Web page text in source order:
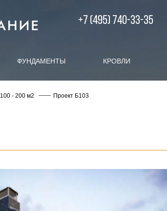
+7 (495) 740-33-35
ФУНДАМЕНТЫ КРОВЛИ
100 - 200 м2 Проект Б103